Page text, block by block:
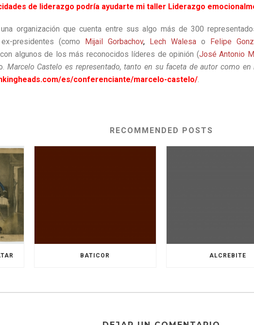
de liderazgo podría ayudarte mi taller Liderazgo
organización que cuenta entre sus algo más de 300
presidentes (como Mijail Gorbachov, Lech Walesa o Felipe
algunos de los más reconocidos líderes de opinión (José Antonio
Marcelo Castelo es representado, tanto en su faceta de autor como
es/conferenciante/marcelo-castelo/.
RECOMMENDED POSTS
BATICOR ALCREBITE